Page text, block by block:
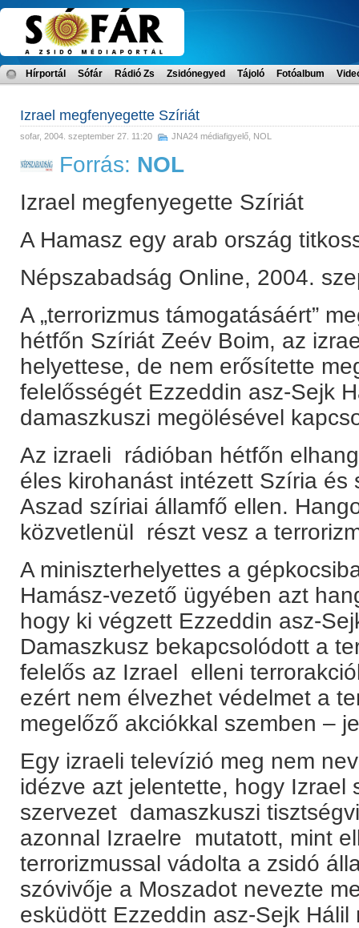
Hírportál Sófár Rádió Zs Zsidónegyed Tájoló Fotóalbum
Izrael megfenyegette Szíriát
sofar, 2004. szeptember 27. 11:20 JNA24 médiafigyelő NOL
Forrás: NOL
Izrael megfenyegette Szíriát
A Hamasz egy arab ország
Népszabadság Online, 2004.
A „terrorizmus támogatásáért”
hétfőn Szíriát Zeév Boim, az
helyettese, de nem erősítette
felelősségét Ezzeddin asz-Sejk
damaszkuszi megölésével
Az izraeli rádióban hétfőn
éles kirohanást intézett Szíria és
Aszad szíriai államfő ellen.
közvetlenül részt vesz a
A miniszterhelyettes a
Hamász-vezető ügyében azt
hogy ki végzett Ezzeddin asz-
Damaszkusz bekapcsolódott a
felelős az Izrael elleni
ezért nem élvezhet védelmet a
megelőző akciókkal szemben –
Egy izraeli televízió meg nem
idézve azt jelentette, hogy Izrael
szervezet damaszkuszi
azonnal Izraelre mutatott, mint
terrorizmussal vádolta a zsidó
szóvivője a Moszadot nevezte
esküdött Ezzeddin asz-Sejk Hálil